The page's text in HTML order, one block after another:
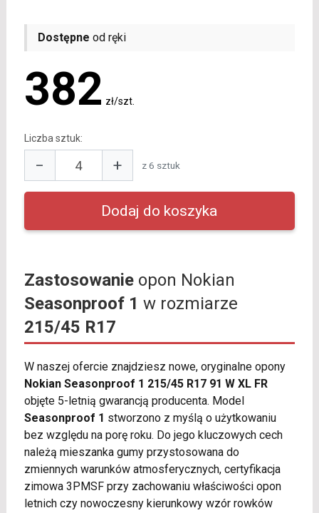
Dostępne od ręki
382 zł/szt.
Liczba sztuk:
− + z 6 sztuk
Zastosowanieopon Nokian
Seasonproof 1 w rozmiarze
215/45 R17
W naszej ofercie znajdziesz nowe, oryginalne opony
Nokian Seasonproof 1 215/45 R17 91 W XL FR
objęte 5-letnią gwarancją producenta. Model
Seasonproof 1 stworzono z myślą o użytkowaniu
bez względu na porę roku. Do jego kluczowych cech
należą mieszanka gumy przystosowana do
zmiennych warunków atmosferycznych, certyfikacja
zimowa 3PMSF przy zachowaniu właściwości opon
letnich czy nowoczesny kierunkowy wzór rowków